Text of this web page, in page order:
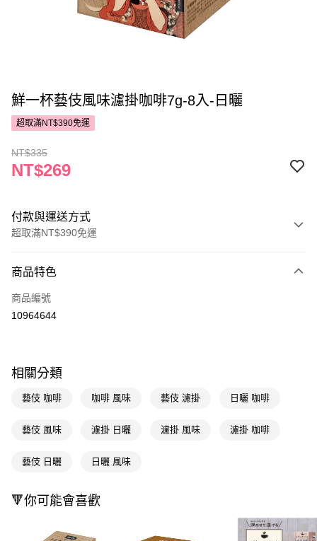
鮮一杯藝伎風味濾掛咖啡7g-8入-日曬
超取滿NT$390免運
NT$335
NT$269
付款與運送方式
超取滿NT$390免運
POYA支付
信用卡一次付款
悠遊付
Google Pay
相關說明
AFTEE先享後付是「在收到商品之後才付款」的支付方式。 讓您購物簡單
商品特色
商品編號
10964644
相關分類
藝伎 咖啡 咖啡 風味 藝伎 濾掛 日曬 咖啡
藝伎 風味 濾掛 日曬 濾掛 風味 濾掛 咖啡
藝伎 日曬 日曬 風味
🔻你可能會喜歡